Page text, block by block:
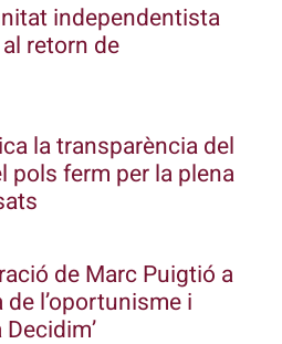
independentista
retorn de
la transparència del
pols ferm per la plena
de Marc Puigtió a
l’oportunisme i